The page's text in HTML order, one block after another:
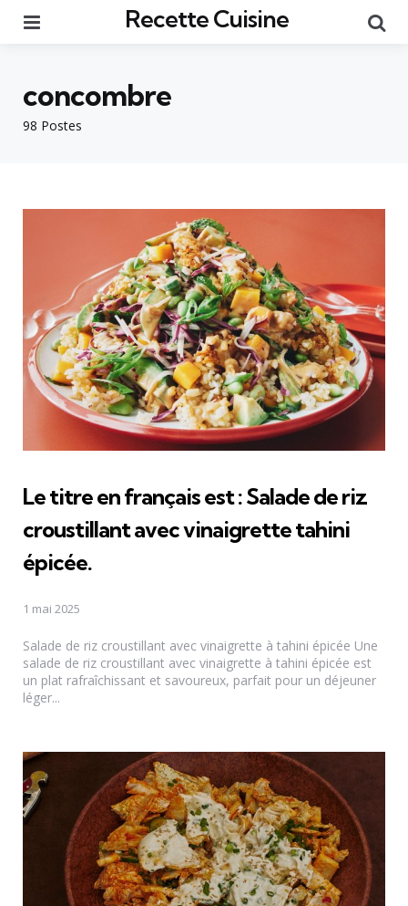
Recette Cuisine
98 Postes
concombre
Le titre en français est :Salade de riz
croustillant avec vinaigrette tahini
épicée.
1 mai 2025
Salade de riz croustillant avec vinaigrette à tahini épicée Une
salade de riz croustillant avec vinaigrette à tahini épicée est
un plat rafraîchissant et savoureux, parfait pour un déjeuner
léger...